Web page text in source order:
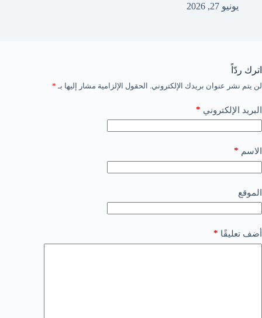
يونيو 27, 2026
اترك ردّاً
لن يتم نشر عنوان بريدك الإلكتروني. الحقول الإلزامية مشار إليها بـ *
البريد الإلكتروني *
الاسم *
الموقع
أضف تعليقًا *